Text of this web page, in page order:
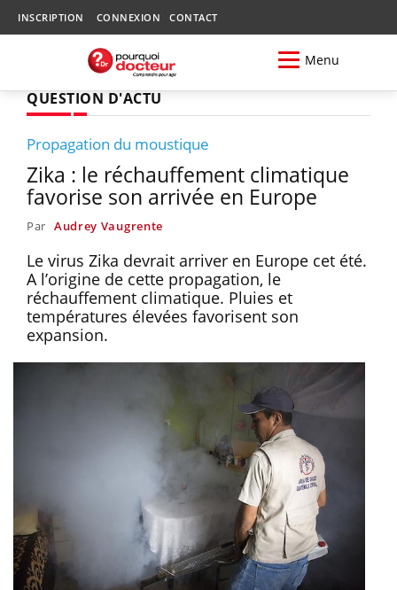
INSCRIPTION CONNEXION CONTACT
Menu
QUESTION D'ACTU
Propagation du moustique
Zika : le réchauffement climatique
favorise son arrivée en Europe
Par Audrey Vaugrente
Le virus Zika devrait arriver en Europe cet été.
A l’origine de cette propagation, le
réchauffement climatique. Pluies et
températures élevées favorisent son
expansion.